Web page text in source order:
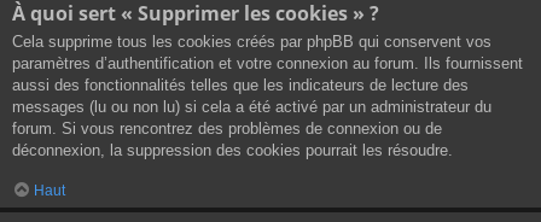
À quoi sert « Supprimer les cookies » ?
Cela supprime tous les cookies créés par phpBB qui conservent vos
paramètres d’authentification et votre connexion au forum. Ils fournissent
aussi des fonctionnalités telles que les indicateurs de lecture des
messages (lu ou non lu) si cela a été activé par un administrateur du
forum. Si vous rencontrez des problèmes de connexion ou de
déconnexion, la suppression des cookies pourrait les résoudre.
Haut